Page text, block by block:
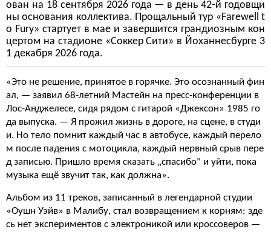
ован на 18 сентября 2026 года — в день 42-й годовщи
ны основания коллектива. Прощальный тур «Farewell t
o Fury» стартует в мае и завершится грандиозным кон
цертом на стадионе «Соккер Сити» в Йоханнесбурге 3
1 декабря 2026 года.
«Это не решение, принятое в горячке. Это осознанный фин
ал, — заявил 68-летний Мастейн на пресс-конференции в
Лос-Анджелесе, сидя рядом с гитарой «Джексон» 1985 го
да выпуска. — Я прожил жизнь в дороге, на сцене, в студи
и. Но тело помнит каждый час в автобусе, каждый перело
м после падения с мотоцикла, каждый нервный срыв пере
д записью. Пришло время сказать „спасибо" и уйти, пока
музыка ещё звучит так, как должна».
Альбом из 11 треков, записанный в легендарной студии
«Оушн Уэйв» в Малибу, стал возвращением к корням: зде
сь нет экспериментов с электроникой или кроссоверов —